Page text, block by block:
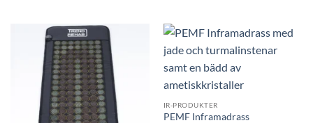
IR-PRODUKTER
PEMF Inframadrass